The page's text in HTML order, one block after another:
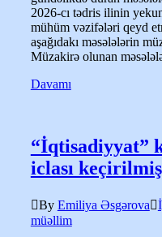
2026-cı tədris ilinin
mühüm vəzifələri qeyd
aşağıdakı məsələlərin
Müzakirə olunan
Davamı
“İqtisadiyyat”
iclası
By Emiliya Əsgərova
müəllim